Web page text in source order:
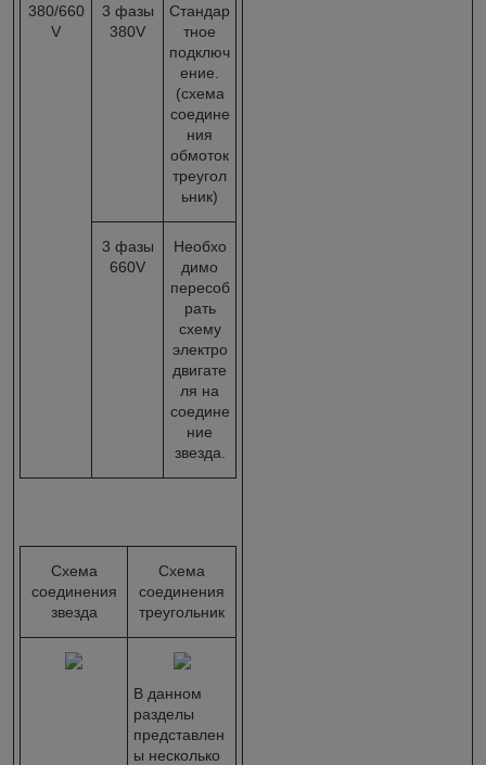
380/660
V
3 фазы
380V
Стандар
тное
подключ
ение.
(схема
соедине
ния
обмоток
треугол
ьник)
3 фазы
660V
Необхо
димо
пересоб
рать
схему
электро
двигате
ля на
соедине
ние
звезда.
Схема
соединения
звезда
Схема
соединения
треугольник
В данном
разделы
представлен
ы несколько